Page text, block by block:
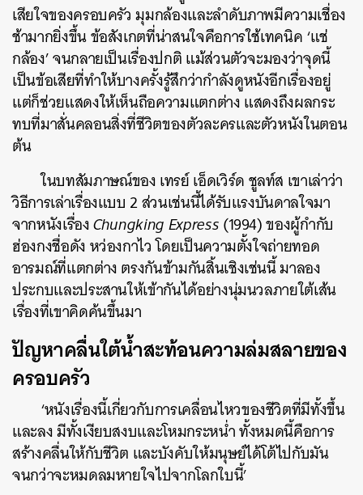
เสียใจของครอบครัว มุมกล้องและลำดับภาพมีความเชื่อง
ช้ามากยิ่งขึ้น ข้อสังเกตที่น่าสนใจคือการใช้เทคนิค ‘แช่
กล้อง’ จนกลายเป็นเรื่องปกติ แม้ส่วนตัวจะมองว่าจุดนี้
เป็นข้อเสียที่ทำให้บางครั้งรู้สึกว่ากำลังดูหนังอีกเรื่องอยู่
แต่ก็ช่วยแสดงให้เห็นถือความแตกต่าง แสดงถึงผลกระ
ทบที่มาสั่นคลอนสิ่งที่ชีวิตของตัวละครและตัวหนังในตอน
ต้น
ในบทสัมภาษณ์ของ เทรย์ เอ็ดเวิร์ด ชูลท์ส เขาเล่าว่า
วิธีการเล่าเรื่องแบบ 2 ส่วนเช่นนี้ได้รับแรงบันดาลใจมา
จากหนังเรื่องChungking Express(1994) ของผู้กำกับ
ฮ่องกงชื่อดัง หว่องกาไว โดยเป็นความตั้งใจถ่ายทอด
อารมณ์ที่แตกต่าง ตรงกันข้ามกันสิ้นเชิงเช่นนี้ มาลอง
ประกบและประสานให้เข้ากันได้อย่างนุ่มนวลภายใต้เส้น
เรื่องที่เขาคิดค้นขึ้นมา
ปัญหาคลื่นใต้น้ำสะท้อนความล่มสลายของ
ครอบครัว
‘หนังเรื่องนี้เกี่ยวกับการเคลื่อนไหวของชีวิตที่มีทั้งขึ้น
และลง มีทั้งเงียบสงบและโหมกระหน่ำ ทั้งหมดนี้คือการ
สร้างคลื่นให้กับชีวิต และบังคับให้มนุษย์ได้โต้ไปกับมัน
จนกว่าจะหมดลมหายใจไปจากโลกใบนี้’